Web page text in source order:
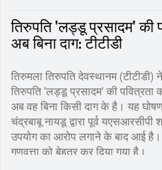
तिरुपति 'लड्डू प्रसादम' की
अब बिना दाग: टीटीडी
तिरुमला तिरुपति देवस्थानम (टीटीडी)
तिरुपति 'लड्डू प्रसादम' की पवित्रता
अब वह बिना किसी दाग के है। यह
चंद्रबाबू नायडू द्वारा पूर्व
उपयोग का आरोप लगाने के बाद आई है।
गुणवत्ता को बेहतर कर दिया गया है।